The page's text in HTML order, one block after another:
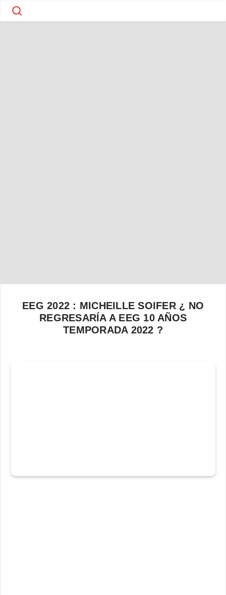
EEG 2022 : MICHEILLE SOIFER ¿ NO
REGRESARÍA A EEG 10 AÑOS
TEMPORADA 2022 ?